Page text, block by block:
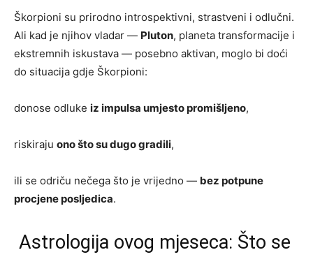
Škorpioni su prirodno introspektivni, strastveni i odlučni.
Ali kad je njihov vladar — Pluton, planeta transformacije i
ekstremnih iskustava — posebno aktivan, moglo bi doći
do situacija gdje Škorpioni:
donose odluke iz impulsa umjesto promišljeno,
riskiraju ono što su dugo gradili,
ili se odriču nečega što je vrijedno — bez potpune
procjene posljedica.
Astrologija ovog mjeseca: Što se